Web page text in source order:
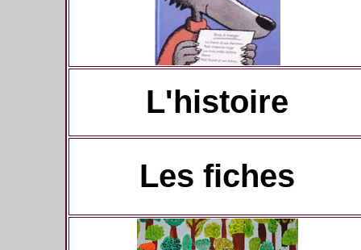
L'histoire
Les fiches